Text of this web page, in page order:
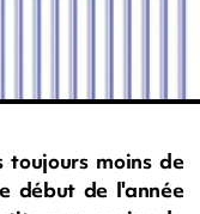
toujours moins de
début de l'année